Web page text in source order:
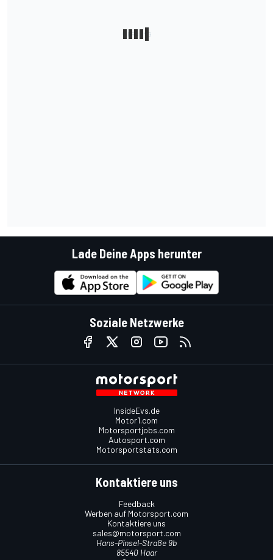
Lade Deine Apps herunter
Soziale Netzwerke
InsideEvs.de
Motor1.com
Motorsportjobs.com
Autosport.com
Motorsportstats.com
Kontaktiere uns
Feedback
Werben auf Motorsport.com
Kontaktiere uns
sales@motorsport.com
Hans-Pinsel-Straße 9b
85540 Haar